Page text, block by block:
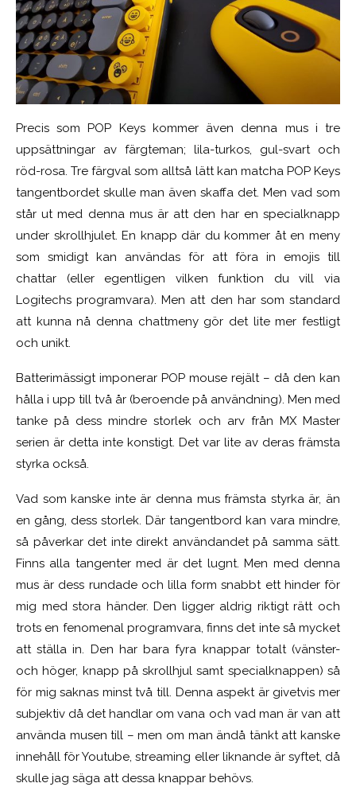
Precis som POP Keys kommer även denna mus i tre
uppsättningar av färgteman; lila-turkos, gul-svart och
röd-rosa. Tre färgval som alltså lätt kan matcha POP Keys
tangentbordet skulle man även skaffa det. Men vad som
står ut med denna mus är att den har en specialknapp
under skrollhjulet. En knapp där du kommer åt en meny
som smidigt kan användas för att föra in emojis till
chattar (eller egentligen vilken funktion du vill via
Logitechs programvara). Men att den har som standard
att kunna nå denna chattmeny gör det lite mer festligt
och unikt.
Batterimässigt imponerar POP mouse rejält – då den kan
hålla i upp till två år (beroende på användning). Men med
tanke på dess mindre storlek och arv från MX Master
serien är detta inte konstigt. Det var lite av deras främsta
styrka också.
Vad som kanske inte är denna mus främsta styrka är, än
en gång, dess storlek. Där tangentbord kan vara mindre,
så påverkar det inte direkt användandet på samma sätt.
Finns alla tangenter med är det lugnt. Men med denna
mus är dess rundade och lilla form snabbt ett hinder för
mig med stora händer. Den ligger aldrig riktigt rätt och
trots en fenomenal programvara, finns det inte så mycket
att ställa in. Den har bara fyra knappar totalt (vänster-
och höger, knapp på skrollhjul samt specialknappen) så
för mig saknas minst två till. Denna aspekt är givetvis mer
subjektiv då det handlar om vana och vad man är van att
använda musen till – men om man ändå tänkt att kanske
innehåll för Youtube, streaming eller liknande är syftet, då
skulle jag säga att dessa knappar behövs.